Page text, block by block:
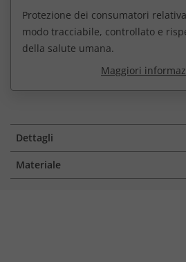
Protezione dei consumatori
modo tracciabile, controllato e
della salute umana.
Maggiori
Dettagli
Materiale